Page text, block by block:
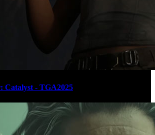
Catalyst - TGA2025